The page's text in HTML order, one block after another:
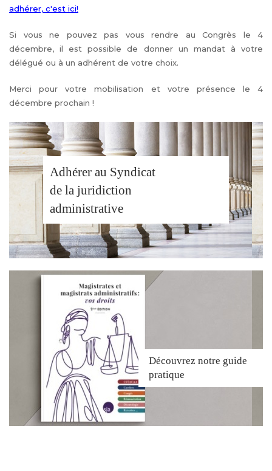
adhérer, c'est ici!
Si vous ne pouvez pas vous rendre au Congrès le 4
décembre, il est possible de donner un mandat à votre
délégué ou à un adhérent de votre choix.
Merci pour votre mobilisation et votre présence le 4
décembre prochain !
Adhérer au Syndicat
de la juridiction
administrative
Découvrez notre guide
pratique